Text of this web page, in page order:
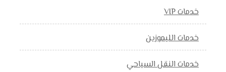
خدمات VIP
خدمات الليموزين
خدمات النقل السياحي